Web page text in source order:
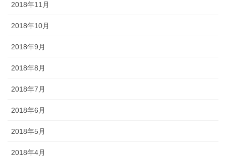
2018年11月
2018年10月
2018年9月
2018年8月
2018年7月
2018年6月
2018年5月
2018年4月